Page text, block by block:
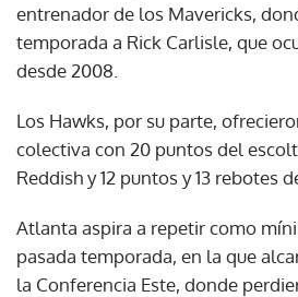
entrenador de los Mavericks,
temporada a Rick Carlisle, que
desde 2008.
Los Hawks, por su parte,
colectiva con 20 puntos del
Reddish y 12 puntos y 13 rebotes
Atlanta aspira a repetir como
pasada temporada, en la que
la Conferencia Este, donde